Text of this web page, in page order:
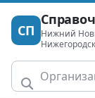
СП
Нижний